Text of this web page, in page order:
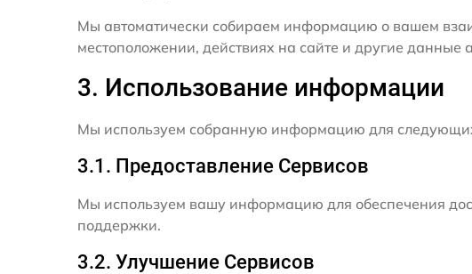
Мы автоматически собираем информацию о вашем
местоположении, действиях на сайте и другие данные
3. Использование информации
Мы используем собранную информацию для
3.1. Предоставление Сервисов
Мы используем вашу информацию для обеспечения
поддержки.
3.2. Улучшение Сервисов